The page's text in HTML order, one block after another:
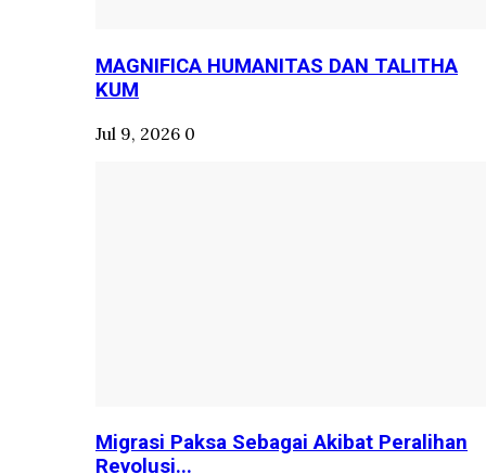
MAGNIFICA HUMANITAS DAN TALITHA
KUM
Jul 9, 2026 0
Migrasi Paksa Sebagai Akibat Peralihan
Revolusi...